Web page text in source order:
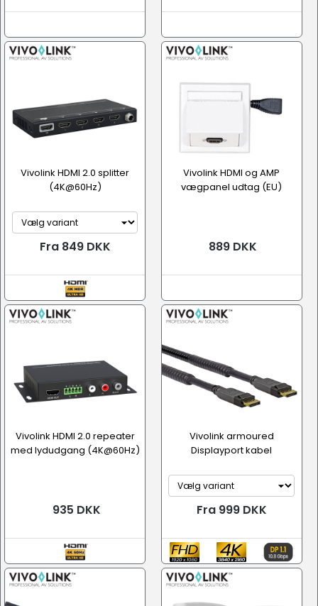
Vivolink HDMI 2.0 splitter
(4K@60Hz)
Fra 849 DKK
Vivolink HDMI og AMP
vægpanel udtag (EU)
889 DKK
Vivolink HDMI 2.0 repeater
med lydudgang (4K@60Hz)
935 DKK
Vivolink armoured
Displayport kabel
Fra 999 DKK